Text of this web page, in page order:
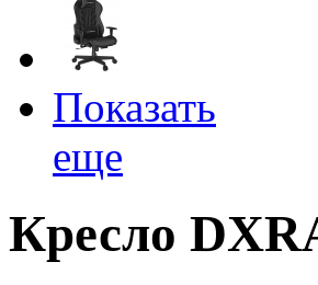
Показать
еще
Кресло